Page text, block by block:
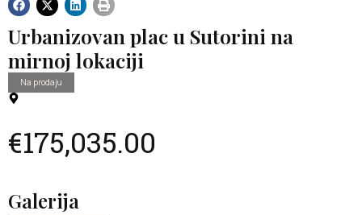
Urbanizovan plac u Sutorini na
mirnoj lokaciji
Na prodaju
€175,035.00
Galerija